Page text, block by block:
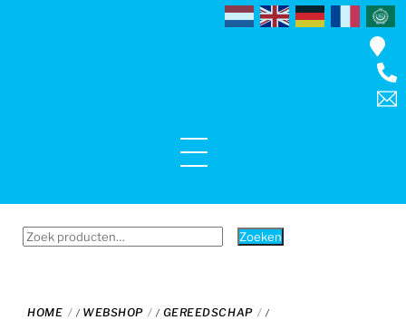
Menu
Zoeken
Zoeken
HOME / WEBSHOP / GEREEDSCHAP /